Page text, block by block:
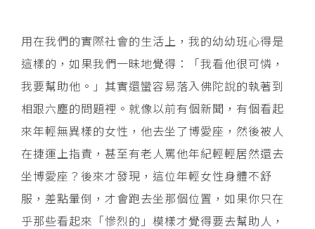
用在我們的實際社會的生活上，我的幼幼班心得是
這樣的，如果我們一昧地覺得：「我看他很可憐，
我要幫助他。」其實還蠻容易落入佛陀說的執著到
相跟六塵的問題裡。就像以前有個新聞，有個看起
來年輕無異樣的女性，他去坐了博愛座，然後被人
在捷運上指責，甚至有老人罵他年紀輕輕居然還去
坐博愛座？後來才發現，這位年輕女性身體不舒
服，差點暈倒，才會跑去坐那個位置，如果你只在
乎那些看起來「慘烈的」模樣才覺得要去幫助人，